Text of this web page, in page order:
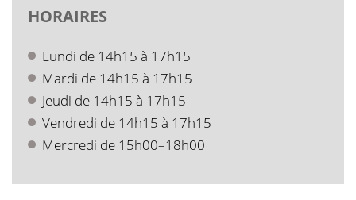
HORAIRES
Lundi de 14h15 à 17h15
Mardi de 14h15 à 17h15
Jeudi de 14h15 à 17h15
Vendredi de 14h15 à 17h15
Mercredi de 15h00–18h00